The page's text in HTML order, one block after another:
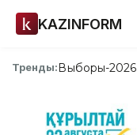
KAZINFORM
Тренды:Выборы-2026